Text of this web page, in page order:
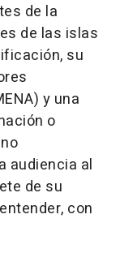
de la
de las islas
su
y una
o
audiencia al
de su
con